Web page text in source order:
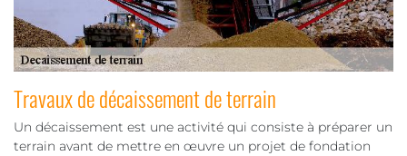
Travaux de décaissement de terrain
Un décaissement est une activité qui consiste à préparer un
terrain avant de mettre en œuvre un projet de fondation